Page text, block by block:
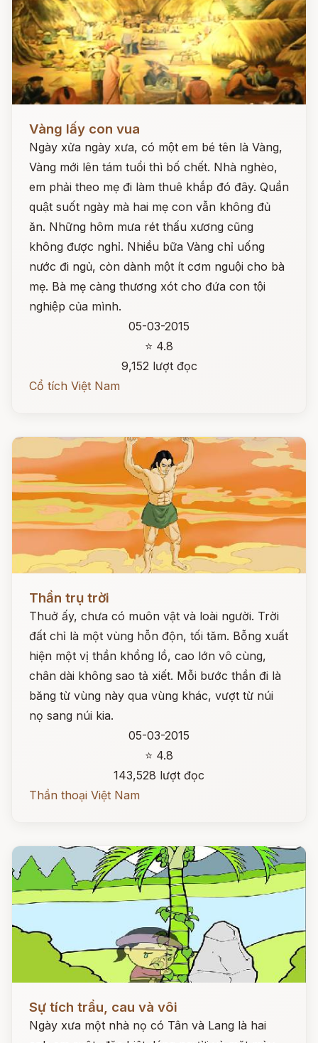
Vàng lấy con vua
Ngày xửa ngày xưa, có một em bé tên là Vàng,
Vàng mới lên tám tuổi thì bố chết. Nhà nghèo,
em phải theo mẹ đi làm thuê khắp đó đây. Quần
quật suốt ngày mà hai mẹ con vẫn không đủ
ăn. Những hôm mưa rét thấu xương cũng
không được nghỉ. Nhiều bữa Vàng chỉ uống
nước đi ngủ, còn dành một ít cơm nguội cho bà
mẹ. Bà mẹ càng thương xót cho đứa con tội
nghiệp của mình.
05-03-2015
⭐ 4.8
9,152 lượt đọc
Cổ tích Việt Nam
Đọc ngay
Thần trụ trời
Thuở ấy, chưa có muôn vật và loài người. Trời
đất chỉ là một vùng hỗn độn, tối tăm. Bỗng xuất
hiện một vị thần khổng lồ, cao lớn vô cùng,
chân dài không sao tả xiết. Mỗi bước thần đi là
băng từ vùng này qua vùng khác, vượt từ núi
nọ sang núi kia.
05-03-2015
⭐ 4.8
143,528 lượt đọc
Thần thoại Việt Nam
Sự tích trầu, cau và vôi
Ngày xưa một nhà nọ có Tân và Lang là hai